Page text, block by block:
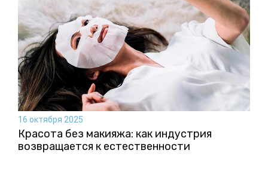
16 октября 2025
Красота без макияжа: как индустрия
возвращается к естественности